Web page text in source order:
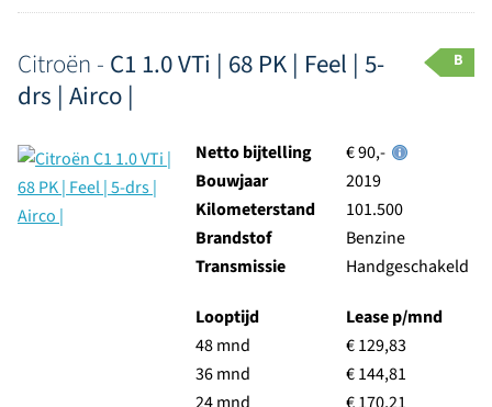
Citroën - C1 1.0 VTi | 68 PK | Feel | 5-
drs | Airco |
B
Netto bijtelling
€ 90,-
Bouwjaar
2019
Kilometerstand
101.500
Brandstof
Benzine
Transmissie
Handgeschakeld
Looptijd
48 mnd
36 mnd
Lease p/mnd
€ 129,83
€ 144,81